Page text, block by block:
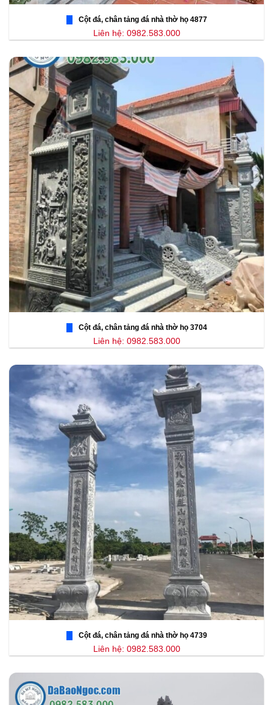
Cột đá, chân tảng đá nhà thờ họ 4877
Liên hệ: 0982.583.000
Cột đá, chân tảng đá nhà thờ họ 3704
Liên hệ: 0982.583.000
Cột đá, chân tảng đá nhà thờ họ 4739
Liên hệ: 0982.583.000